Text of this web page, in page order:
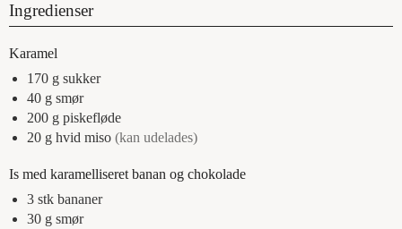
Ingredienser
Karamel
170 g sukker
40 g smør
200 g piskefløde
20 g hvid miso (kan udelades)
Is med karamelliseret banan og chokolade
3 stk bananer
30 g smør